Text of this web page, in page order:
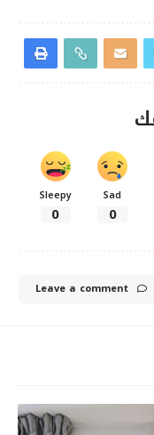
Sad
0
Sleepy
0
Leave a comment